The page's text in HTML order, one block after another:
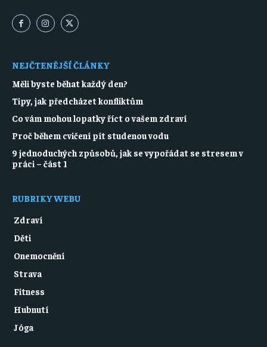
NEJČTENĚJŠÍ ČLÁNKY
Měli byste běhat každý den?
Tipy, jak předcházet konfliktům
Co vám mohou lopatky říct o vašem zdraví
Proč během cvičení pít studenou vodu
9 jednoduchých způsobů, jak se vypořádat se stresem v
práci – část 1
RUBRIKY WEBU
Zdraví
Děti
Onemocnění
Strava
Fitness
Hubnutí
Jóga